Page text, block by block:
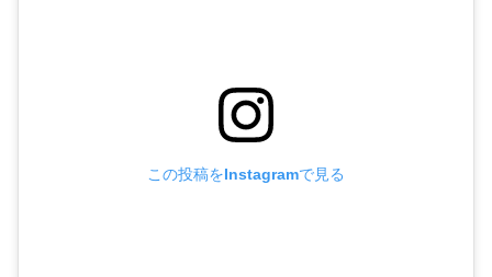
この投稿をInstagramで見る